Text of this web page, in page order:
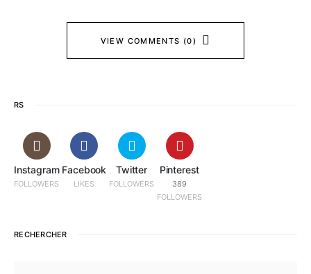
VIEW COMMENTS (0)
RS
Instagram
FOLLOWERS
Facebook
LIKES
Twitter
FOLLOWERS
Pinterest
389
FOLLOWERS
RECHERCHER